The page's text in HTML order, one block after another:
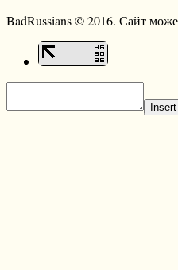
BadRussians © 2016. Сайт
Insert